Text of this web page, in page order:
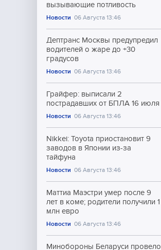
вызывающие потливость
Новости 06 Августа 13:46
Дептранс Москвы предупредил
водителей о жаре до +30
градусов
Новости 06 Августа 13:46
Грайфер: выписали 2
пострадавших от БПЛА 16 июля
Новости 06 Августа 13:46
Nikkei: Toyota приостановит 9
заводов в Японии из-за
тайфуна
Новости 06 Августа 13:46
Маттиа Маэстри умер после 9
лет в коме; родители получили 1
млн евро
Новости 06 Августа 13:46
Минобороны Беларуси провело